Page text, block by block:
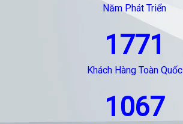
Năm Phát Triển
1771
Khách Hàng Toàn Quốc
1067